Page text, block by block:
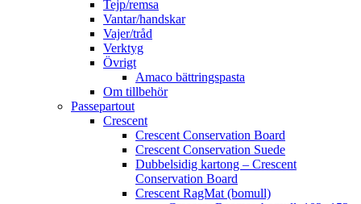
Tejp/remsa
Vantar/handskar
Vajer/tråd
Verktyg
Övrigt
Amaco bättringspasta
Om tillbehör
Passepartout
Crescent
Crescent Conservation Board
Crescent Conservation Suede
Dubbelsidig kartong – Crescent
Conservation Board
Crescent RagMat (bomull)